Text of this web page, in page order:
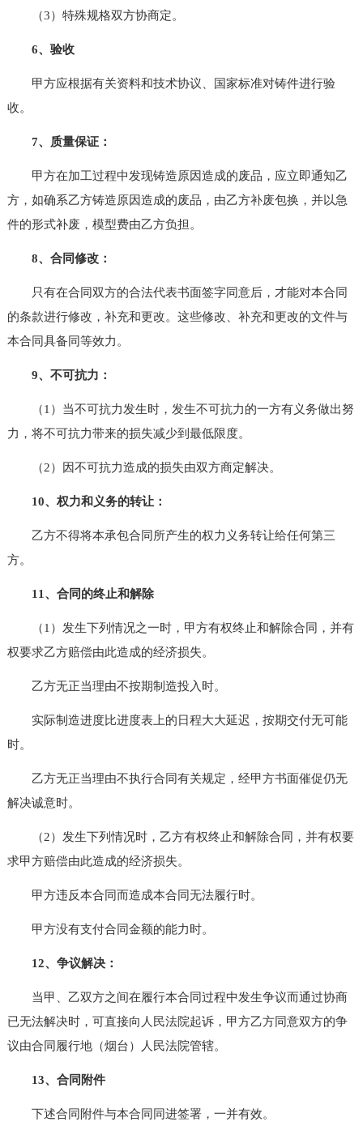
（3）特殊规格双方协商定。
6、验收
甲方应根据有关资料和技术协议、国家标准对铸件进行验
收。
7、质量保证：
甲方在加工过程中发现铸造原因造成的废品，应立即通知乙
方，如确系乙方铸造原因造成的废品，由乙方补废包换，并以急
件的形式补废，模型费由乙方负担。
8、合同修改：
只有在合同双方的合法代表书面签字同意后，才能对本合同
的条款进行修改，补充和更改。这些修改、补充和更改的文件与
本合同具备同等效力。
9、不可抗力：
（1）当不可抗力发生时，发生不可抗力的一方有义务做出努
力，将不可抗力带来的损失减少到最低限度。
（2）因不可抗力造成的损失由双方商定解决。
10、权力和义务的转让：
乙方不得将本承包合同所产生的权力义务转让给任何第三
方。
11、合同的终止和解除
（1）发生下列情况之一时，甲方有权终止和解除合同，并有
权要求乙方赔偿由此造成的经济损失。
乙方无正当理由不按期制造投入时。
实际制造进度比进度表上的日程大大延迟，按期交付无可能
时。
乙方无正当理由不执行合同有关规定，经甲方书面催促仍无
解决诚意时。
（2）发生下列情况时，乙方有权终止和解除合同，并有权要
求甲方赔偿由此造成的经济损失。
甲方违反本合同而造成本合同无法履行时。
甲方没有支付合同金额的能力时。
12、争议解决：
当甲、乙双方之间在履行本合同过程中发生争议而通过协商
已无法解决时，可直接向人民法院起诉，甲方乙方同意双方的争
议由合同履行地（烟台）人民法院管辖。
13、合同附件
下述合同附件与本合同同进签署，一并有效。